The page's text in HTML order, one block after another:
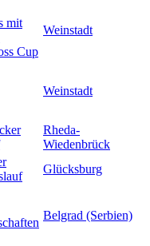
mit
Cup
Weinstadt
Weinstadt
Rheda-
Wiedenbrück
Glücksburg
Belgrad (Serbien)